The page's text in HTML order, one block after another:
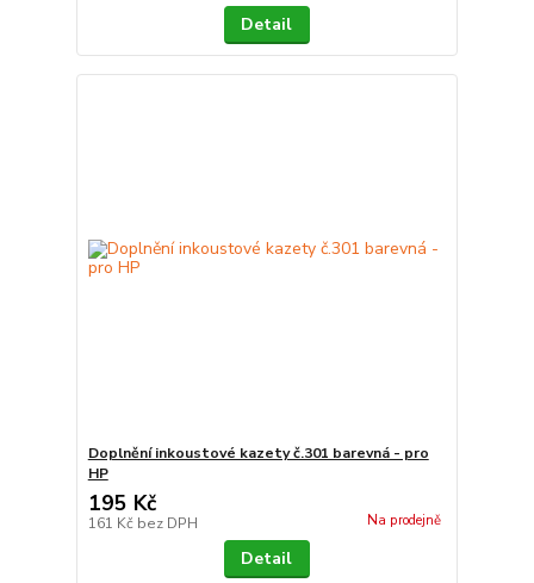
Detail
Doplnění inkoustové kazety č.301 barevná - pro
HP
195 Kč
161 Kč bez DPH Na prodejně
Detail